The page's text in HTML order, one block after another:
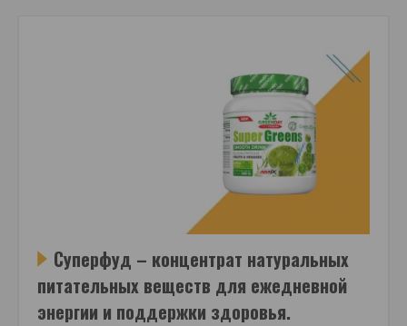
Суперфуд – концентрат натуральных
питательных веществ для ежедневной
энергии и поддержки здоровья.